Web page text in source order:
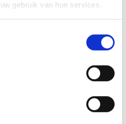
gebruik van hun services.